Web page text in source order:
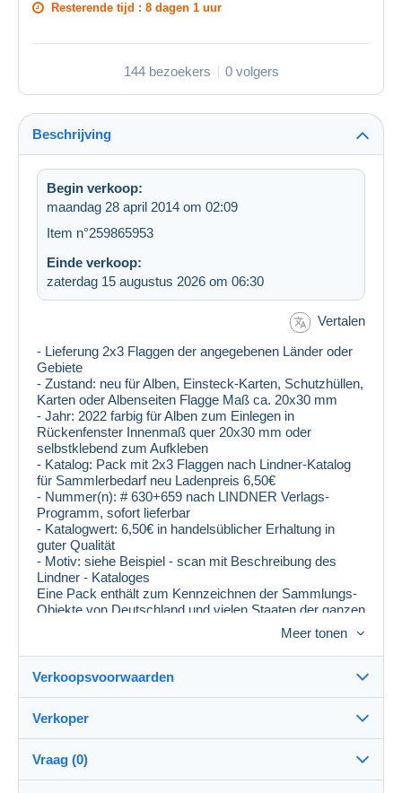
Resterende tijd : 8 dagen 1 uur
144 bezoekers 0 volgers
Beschrijving
Begin verkoop:
maandag 28 april 2014 om 02:09
Item n°259865953
Einde verkoop:
zaterdag 15 augustus 2026 om 06:30
Vertalen
- Lieferung 2x3 Flaggen der angegebenen Länder oder
Gebiete
- Zustand: neu für Alben, Einsteck-Karten, Schutzhüllen,
Karten oder Albenseiten Flagge Maß ca. 20x30 mm
- Jahr: 2022 farbig für Alben zum Einlegen in
Rückenfenster Innenmaß quer 20x30 mm oder
selbstklebend zum Aufkleben
- Katalog: Pack mit 2x3 Flaggen nach Lindner-Katalog
für Sammlerbedarf neu Ladenpreis 6,50€
- Nummer(n): # 630+659 nach LINDNER Verlags-
Programm, sofort lieferbar
- Katalogwert: 6,50€ in handelsüblicher Erhaltung in
guter Qualität
- Motiv: siehe Beispiel - scan mit Beschreibung des
Lindner - Kataloges
Eine Pack enthält zum Kennzeichnen der Sammlungs-
Objekte von Deutschland und vielen Staaten der ganzen
Welt je 2x3 Flaggen in den Landesfarben im
standardisierten Maß. Sie bieten hier auf 2 gewünschte
Länder oder Gebiete. Der Katalog weist weiterhin hin auf
andere Flaggen, dann bitte unter der Bestell-Nummer
Großbritannien...#640 Liechtenstein...#673
Polen............#638 Spanien
#666 Äland....................#655 Europa..............#661
Guernsey....... ....#654 Luxemburg......#671
Meer tonen
Verkoopsvoorwaarden
Bestemming:
Zie de lijst van landen
Verzending:
Verkoper
blocfan99%(25620x)
Vraag (0)